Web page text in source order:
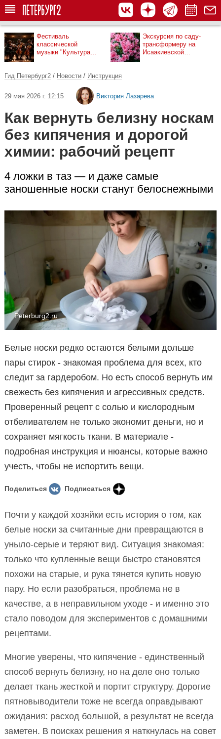
Фестиваль
классической
музыки "Культура
Экскурсия по саду-
трансформеру на
Исаакиевской
Гид Петербург2 / Новости / Инструкция
29 мая 2026 г. 12:15 Виктория Лазарева
Как вернуть белизну носкам
без кипячения и дорогой
химии: рабочий рецепт
4 ложки в таз — и даже самые
заношенные носки станут белоснежными
Peterburg2.ru
Белые носки редко остаются белыми дольше
пары стирок - знакомая проблема для всех, кто
следит за гардеробом. Но есть способ вернуть им
свежесть без кипячения и агрессивных средств.
Проверенный рецепт с солью и кислородным
отбеливателем не только экономит деньги, но и
сохраняет мягкость ткани. В материале -
подробная инструкция и нюансы, которые важно
учесть, чтобы не испортить вещи.
Поделиться Подписаться
Почти у каждой хозяйки есть история о том, как
белые носки за считанные дни превращаются в
уныло-серые и теряют вид. Ситуация знакомая:
только что купленные вещи быстро становятся
похожи на старые, и рука тянется купить новую
пару. Но если разобраться, проблема не в
качестве, а в неправильном уходе - и именно это
стало поводом для экспериментов с домашними
рецептами.
Многие уверены, что кипячение - единственный
способ вернуть белизну, но на деле оно только
делает ткань жесткой и портит структуру. Дорогие
пятновыводители тоже не всегда оправдывают
ожидания: расход большой, а результат не всегда
заметен. В поисках решения я наткнулась на совет